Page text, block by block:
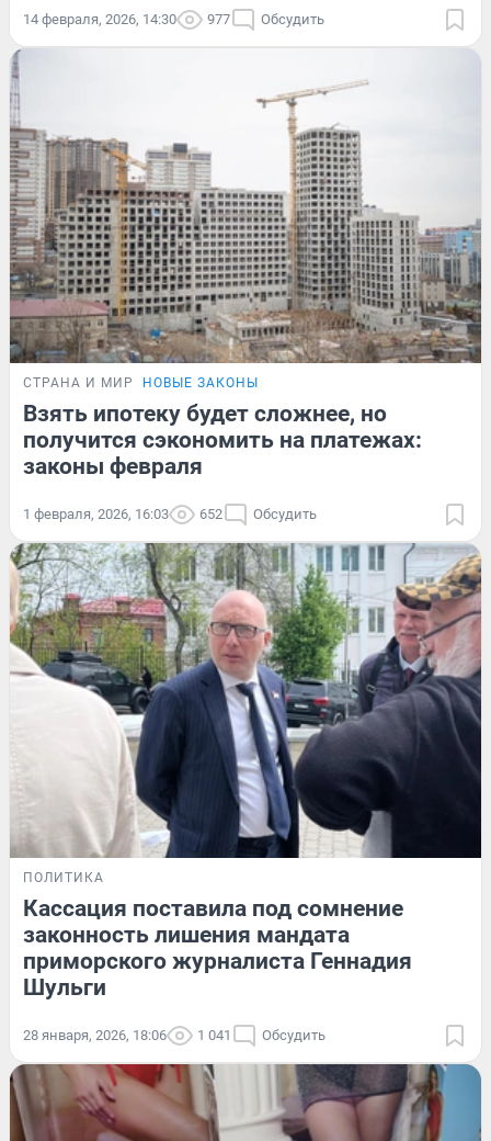
14 февраля, 2026, 14:30 977 Обсудить
СТРАНА И МИР НОВЫЕ ЗАКОНЫ
Взять ипотеку будет сложнее, но
получится сэкономить на платежах:
законы февраля
1 февраля, 2026, 16:03 652 Обсудить
ПОЛИТИКА
Кассация поставила под сомнение
законность лишения мандата
приморского журналиста Геннадия
Шульги
28 января, 2026, 18:06 1 041 Обсудить